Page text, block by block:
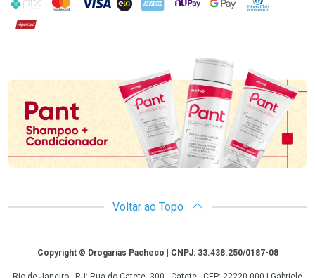
Hipercard
Promoção em Destaque
Voltar ao Topo
CopyrightCopyright © Drogarias Pacheco | CNPJ: 33.438.250/0187-08